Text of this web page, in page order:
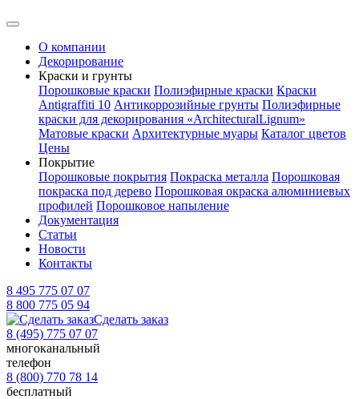
О компании
Декорирование
Краски и грунты
Порошковые краски Полиэфирные краски Краски
Antigraffiti 10 Антикоррозийные грунты Полиэфирные
краски для декорирования «ArchitecturalLignum»
Матовые краски Архитектурные муары Каталог цветов
Цены
Покрытие
Порошковые покрытия Покраска металла Порошковая
покраска под дерево Порошковая окраска алюминиевых
профилей Порошковое напыление
Документация
Статьи
Новости
Контакты
8 495 775 07 07
8 800 775 05 94
Сделать заказ
8 (495) 775 07 07
многоканальный
телефон
8 (800) 770 78 14
бесплатный